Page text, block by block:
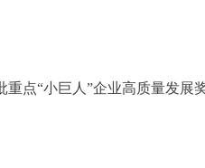
重点“小巨人”企业高质量发展